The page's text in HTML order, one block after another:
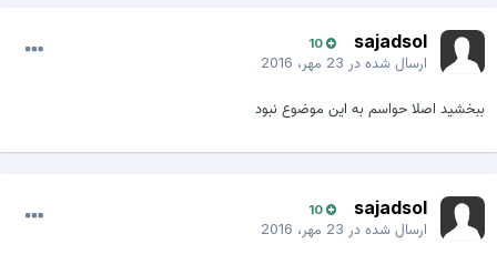
sajadsol
ارسال شده در23 مهر، 2016
اصلا حواسم به این موضوع نبود
sajadsol
ارسال شده در23 مهر، 2016